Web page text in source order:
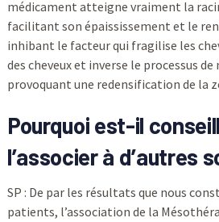
médicament atteigne vraiment la
facilitant son épaississement et le
inhibant le facteur qui fragilise les
des cheveux et inverse le processus
provoquant une redensification de la
Pourquoi est-il
l’associer à d’autres
SP : De par les résultats que nous
patients, l’association de la